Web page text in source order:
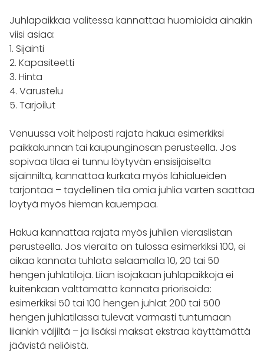
Juhlapaikkaa valitessa kannattaa huomioida ainakin
viisi asiaa:
1. Sijainti
2. Kapasiteetti
3. Hinta
4. Varustelu
5. Tarjoilut
Venuussa voit helposti rajata hakua esimerkiksi
paikkakunnan tai kaupunginosan perusteella. Jos
sopivaa tilaa ei tunnu löytyvän ensisijaiselta
sijainnilta, kannattaa kurkata myös lähialueiden
tarjontaa – täydellinen tila omia juhlia varten saattaa
löytyä myös hieman kauempaa.
Hakua kannattaa rajata myös juhlien vieraslistan
perusteella. Jos vieraita on tulossa esimerkiksi 100, ei
aikaa kannata tuhlata selaamalla 10, 20 tai 50
hengen juhlatiloja. Liian isojakaan juhlapaikkoja ei
kuitenkaan välttämättä kannata priorisoida:
esimerkiksi 50 tai 100 hengen juhlat 200 tai 500
hengen juhlatilassa tulevat varmasti tuntumaan
liiankin väljiltä – ja lisäksi maksat ekstraa käyttämättä
jäävistä neliöistä.